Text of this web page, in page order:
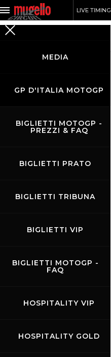
LIVE TIMING
MEDIA
GP D'ITALIA MOTOGP
BIGLIETTI MOTOGP -
PREZZI & FAQ
BIGLIETTI PRATO
BIGLIETTI TRIBUNA
BIGLIETTI VIP
BIGLIETTI MOTOGP -
FAQ
HOSPITALITY VIP
HOSPITALITY GOLD